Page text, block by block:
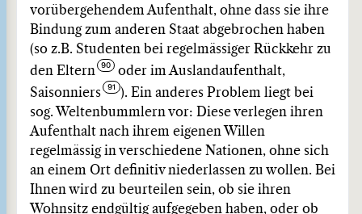
vorübergehendem Aufenthalt, ohne dass sie ihre
Bindung zum anderen Staat abgebrochen haben
(so z.B. Studenten bei regelmässiger Rückkehr zu
den Eltern
oder im Auslandaufenthalt,
Saisonniers
). Ein anderes Problem liegt bei
sog. Weltenbummlern vor: Diese verlegen ihren
Aufenthalt nach ihrem eigenen Willen
regelmässig in verschiedene Nationen, ohne sich
an einem Ort definitiv niederlassen zu wollen. Bei
Ihnen wird zu beurteilen sein, ob sie ihren
Wohnsitz endgültig aufgegeben haben, oder ob